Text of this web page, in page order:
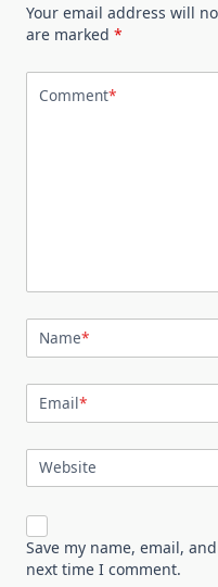
Your email address will
are marked *
Comment*
Name*
Email*
Website
Save my name, email,
next time I comment.